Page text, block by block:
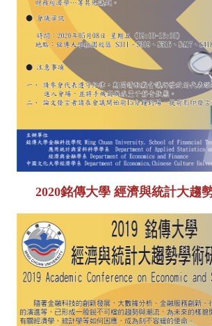
2020銘傳大學 經濟與統計大趨